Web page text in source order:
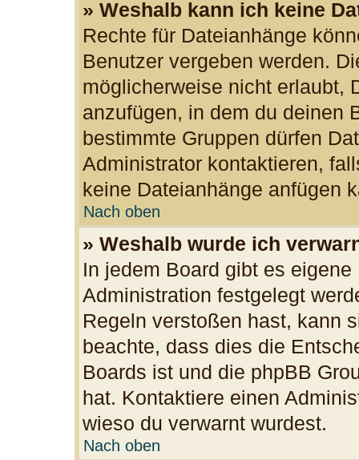
» Weshalb kann ich keine
Rechte für Dateianhänge
Benutzer vergeben werden.
möglicherweise nicht erlaubt,
anzufügen, in dem du deinen
bestimmte Gruppen dürfen
Administrator kontaktieren,
keine Dateianhänge anfügen
Nach oben
» Weshalb wurde ich
In jedem Board gibt es
Administration festgelegt
Regeln verstoßen hast, kann
beachte, dass dies die
Boards ist und die phpBB
hat. Kontaktiere einen
wieso du verwarnt wurdest.
Nach oben